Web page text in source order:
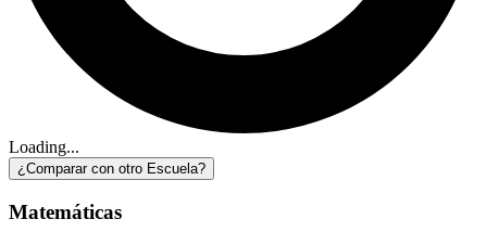
Loading...
¿Comparar con otro Escuela?
Matemáticas